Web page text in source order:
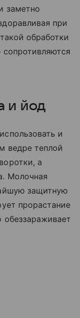
заметно
при
обработки
и йод
и
ведре теплой
а
Молочная
защитную
прорастание
обеззараживает